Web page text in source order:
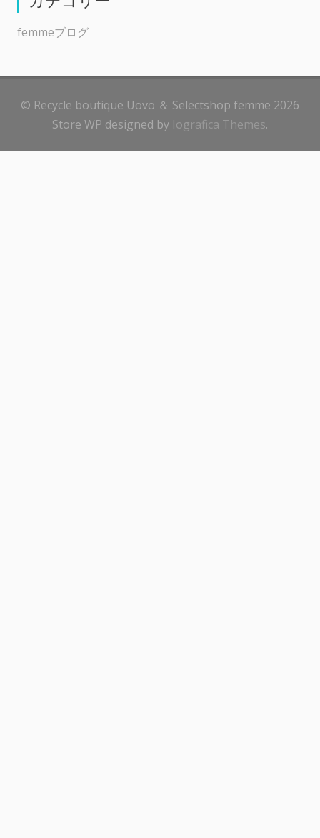
femmeブログ
© Recycle boutique Uovo ＆ Selectshop femme 2026
Store WP designed by Iografica Themes.